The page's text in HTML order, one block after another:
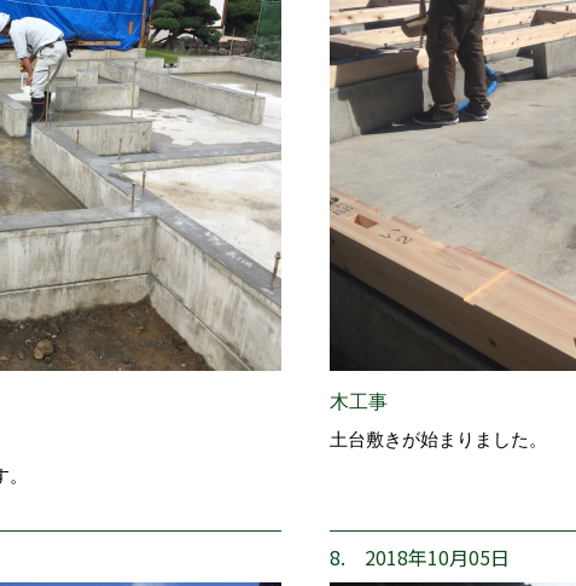
木工事
土台敷きが始まりました。
8. 2018年10月05日